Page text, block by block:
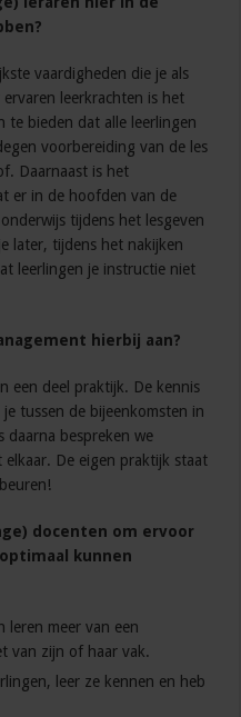
vaardigheden die je als
leerkrachten is het
te bieden dat alle leerlingen
voorbereiding van de les
Daarnaast is het
er in de hoofden van de
tijdens het lesgeven
later, tijdens het nakijken
leerlingen je instructie niet
hierbij aan?
een deel praktijk. De kennis
tussen de bijeenkomsten in
daarna bespreken we
De eigen praktijk staat
docenten om ervoor
kunnen
leren meer van een
van zijn of haar vak.
leer ze kennen en heb